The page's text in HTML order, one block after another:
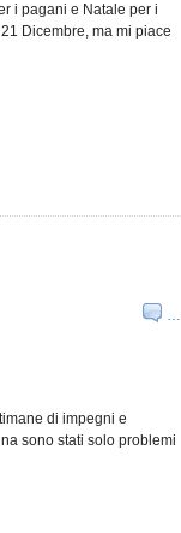
i pagani e Natale per i
Dicembre, ma mi piace
…
di impegni e
sono stati solo problemi